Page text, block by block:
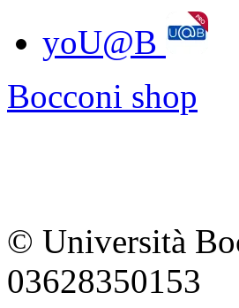
yoU@B
Bocconi shop
© Università
03628350153